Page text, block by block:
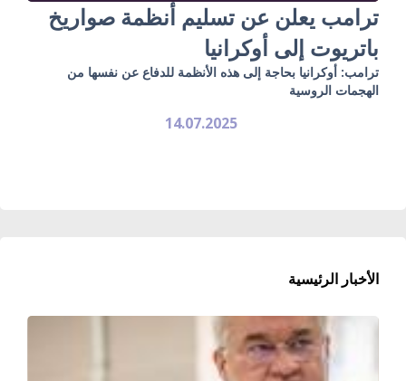
ترامب يعلن عن تسليم أنظمة صواريخ
باتريوت إلى أوكرانيا
ترامب: أوكرانيا بحاجة إلى هذه الأنظمة للدفاع عن نفسها من
الهجمات الروسية
14.07.2025
الأخبار الرئيسية